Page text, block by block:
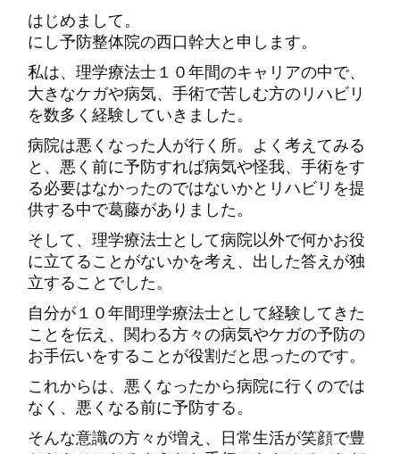
はじめまして。
にし予防整体院の西口幹大と申します。
私は、理学療法士１０年間のキャリアの中で、
大きなケガや病気、手術で苦しむ方のリハビリ
を数多く経験していきました。
病院は悪くなった人が行く所。よく考えてみる
と、悪く前に予防すれば病気や怪我、手術をす
る必要はなかったのではないかとリハビリを提
供する中で葛藤がありました。
そして、理学療法士として病院以外で何かお役
に立てることがないかを考え、出した答えが独
立することでした。
自分が１０年間理学療法士として経験してきた
ことを伝え、関わる方々の病気やケガの予防の
お手伝いをすることが役割だと思ったのです。
これからは、悪くなったから病院に行くのでは
なく、悪くなる前に予防する。
そんな意識の方々が増え、日常生活が笑顔で豊